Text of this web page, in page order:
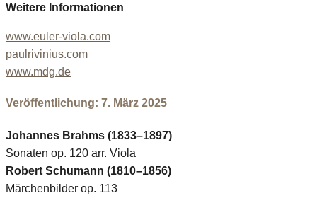
Weitere Informationen
www.euler-viola.com
paulrivinius.com
www.mdg.de
Veröffentlichung: 7. März 2025
Johannes Brahms (1833–1897)
Sonaten op. 120 arr. Viola
Robert Schumann (1810–1856)
Märchenbilder op. 113